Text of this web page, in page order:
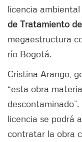
licencia ambiental
de Tratamiento
megaestructura
río Bogotá.
Cristina Arango,
“esta obra
licencia se podrá
contratar la obra